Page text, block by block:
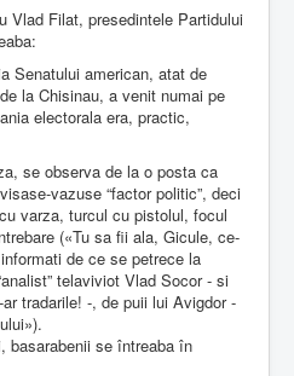
Vlad Filat, presedintele Partidului
Senatului american, atat de
la Chisinau, a venit numai pe
electorala era, practic,
se observa de la o posta ca
vazuse “factor politic”, deci
varza, turcul cu pistolul, focul
(«Tu sa fii ala, Gicule, ce-
de ce se petrece la
telaviviot Vlad Socor - si
tradarile! -, de puii lui Avigdor -
basarabenii se întreaba în